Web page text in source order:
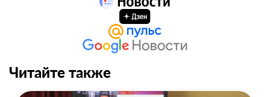
Читайте также